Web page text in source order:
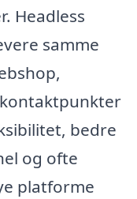
Headless
samme
bedre
og ofte
platforme